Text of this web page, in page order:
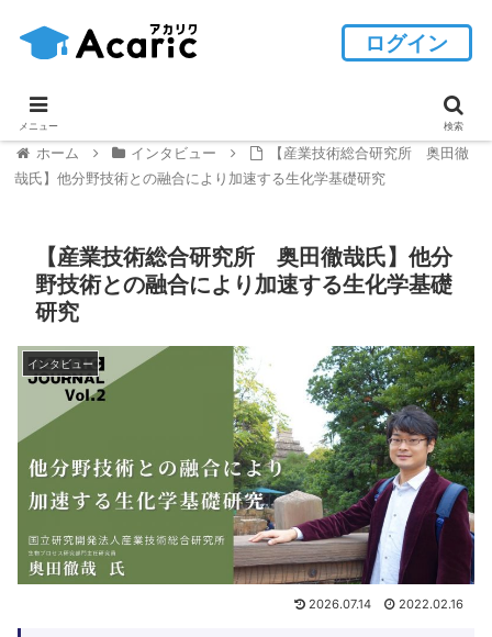
ホーム インタビュー
【産業技術総合研究所 奥田徹
哉氏】他分野技術との融合により加速する生化学基礎研究
【産業技術総合研究所 奥田徹哉氏】他分
野技術との融合により加速する生化学基礎
研究
インタビュー
2026.07.14 2022.02.16
ログイン
メニュー 検索